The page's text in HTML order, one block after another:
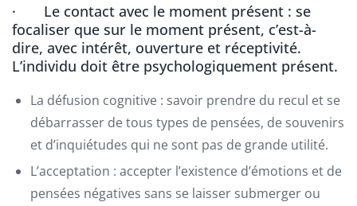
· Le contact avec le moment présent : se
focaliser que sur le moment présent, c’est-à-
dire, avec intérêt, ouverture et réceptivité.
L’individu doit être psychologiquement présent.
La défusion cognitive : savoir prendre du recul et se
débarrasser de tous types de pensées, de souvenirs
et d’inquiétudes qui ne sont pas de grande utilité.
L’acceptation : accepter l’existence d’émotions et de
pensées négatives sans se laisser submerger ou